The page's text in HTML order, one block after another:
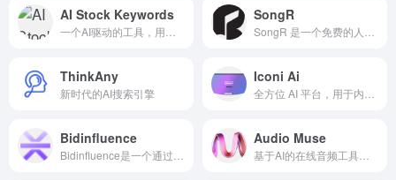
AI Stock Keywords SongR
ThinkAny
新时代的AI搜索引擎
Iconi Ai
Bidinfluence Audio Muse